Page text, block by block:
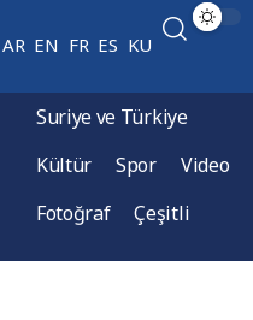
AR EN FR ES KU
Suriye ve Türkiye
Kültür
Spor
Video
Fotoğraf
Çeşitli